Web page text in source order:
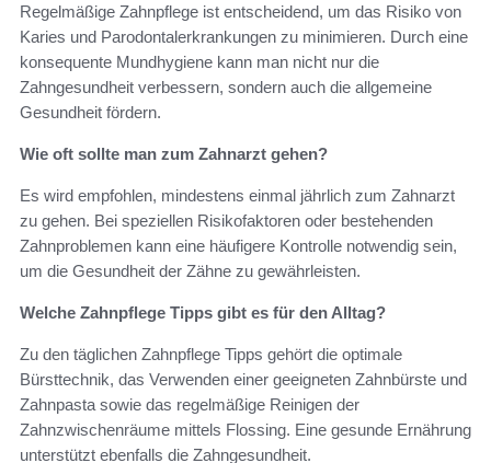
Regelmäßige Zahnpflege ist entscheidend, um das Risiko von
Karies und Parodontalerkrankungen zu minimieren. Durch eine
konsequente Mundhygiene kann man nicht nur die
Zahngesundheit verbessern, sondern auch die allgemeine
Gesundheit fördern.
Wie oft sollte man zum Zahnarzt gehen?
Es wird empfohlen, mindestens einmal jährlich zum Zahnarzt
zu gehen. Bei speziellen Risikofaktoren oder bestehenden
Zahnproblemen kann eine häufigere Kontrolle notwendig sein,
um die Gesundheit der Zähne zu gewährleisten.
Welche Zahnpflege Tipps gibt es für den Alltag?
Zu den täglichen Zahnpflege Tipps gehört die optimale
Bürsttechnik, das Verwenden einer geeigneten Zahnbürste und
Zahnpasta sowie das regelmäßige Reinigen der
Zahnzwischenräume mittels Flossing. Eine gesunde Ernährung
unterstützt ebenfalls die Zahngesundheit.